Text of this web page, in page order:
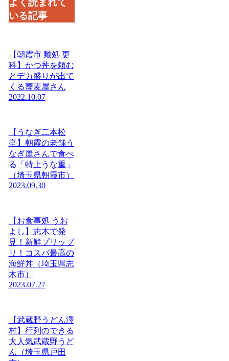
よく読まれて
いる記事
【朝霞市 麺処 更
科】かつ丼を頼む
とデカ盛りが出て
くる蕎麦屋さん
2022.10.07
【うなぎ二本松
亭】朝霞の老舗う
なぎ屋さんで食べ
る「特上うな重」
（埼玉県朝霞市）
2023.09.30
【お食事処 うお
よし】志木で発
見！新鮮プリップ
リ！コスパ最高の
海鮮丼（埼玉県志
木市）
2023.07.27
【武蔵野うどん澤
村】行列のできる
大人気武蔵野うど
ん（埼玉県戸田